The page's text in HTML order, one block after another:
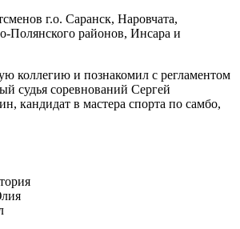
г.о. Саранск, Наровчата,
Полянского районов, Инсара и
коллегию и познакомил с регламентом
судья соревнований Сергей
кандидат в мастера спорта по самбо,